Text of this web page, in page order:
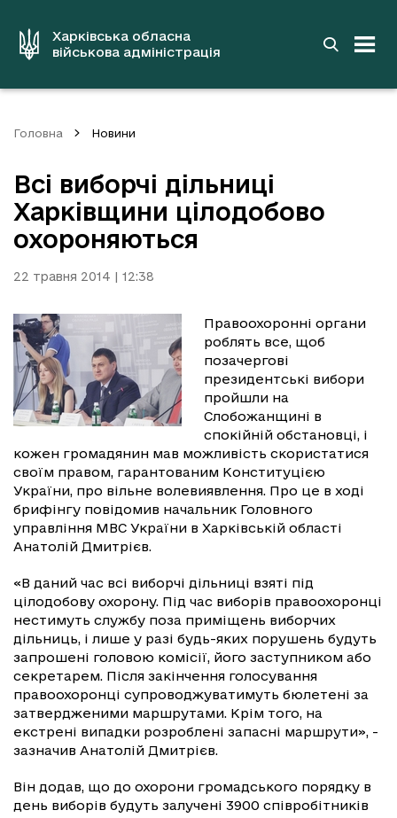
вмістуХарківська обласна
військова адміністрація
Головна Новини
Всі виборчі дільниці
Харківщини цілодобово
охороняються
22 травня 2014 | 12:38
Правоохоронні органи
роблять все, щоб
позачергові
президентські вибори
пройшли на
Слобожанщині в
спокійній обстановці, і
кожен громадянин мав можливість скористатися
своїм правом, гарантованим Конституцією
України, про вільне волевиявлення. Про це в ході
брифінгу повідомив начальник Головного
управління МВС України в Харківській області
Анатолій Дмитрієв.
«В даний час всі виборчі дільниці взяті під
цілодобову охорону. Під час виборів правоохоронці
нестимуть службу поза приміщень виборчих
дільниць, і лише у разі будь-яких порушень будуть
запрошені головою комісії, його заступником або
секретарем. Після закінчення голосування
правоохоронці супроводжуватимуть бюлетені за
затвердженими маршрутами. Крім того, на
екстрені випадки розроблені запасні маршрути», -
зазначив Анатолій Дмитрієв.
Він додав, що до охорони громадського порядку в
день виборів будуть залучені 3900 співробітників